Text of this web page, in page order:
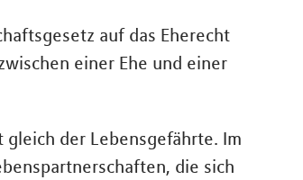
auf das Eherecht
einer Ehe und einer
der Lebensgefährte. Im
die sich